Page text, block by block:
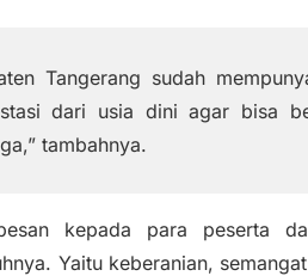
Tangerang sudah
dari usia dini agar bisa
tambahnya.
kepada para peserta
Yaitu keberanian,